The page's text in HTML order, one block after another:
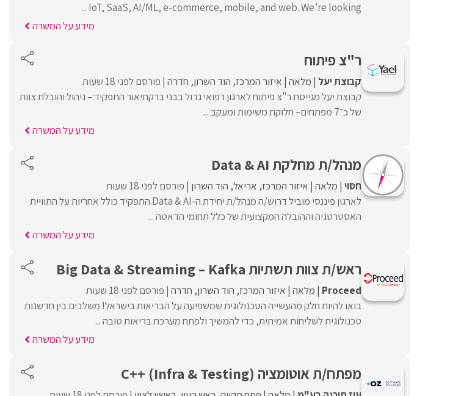
IoT, SaaS, AI/ML, e-commerce, mobile, and web. We’re looking ...
מידע על המשרה
ר"צ פיתוח
קבוצת יעל מלאה איזור המרכז הוד השרון חדרה פורסם לפני 18 שעות
קבוצת יעל מגייסת ר"צ פיתוח לארגון רפואי גדול בבני ברקתיאור התפקיד:– ניהול והובלת צוות
של כ־7 מפתחים– חלוקת משימות ומעקב ...
מידע על המשרה
מנהל/ת מחלקת Data & AI
חסוי מלאה איזור המרכז אריאל הוד השרון פורסם לפני 18 שעות
לארגון פיננסי מוביל דרוש/ה מנהל/ת יחידת ה-Data & AI.התפקיד כולל אחריות על התוויית
האסטרטגיה וההובלה המקצועית של כלל תחומי הדאטה ...
מידע על המשרה
ראש/ת צוות תשתיות Big Data & Streaming – Kafka
Proceed‏ מלאה איזור המרכז הוד השרון חדרה פורסם לפני 18 שעות
בואו להיות חלק מהעשייה הטכנולוגית שמשפיעה על הבריאות בישראל! משלבים בין חדשנות
טכנולוגית לשליחות אמיתית, כדי להמשיך ולפתח מערכת בריאות טובה ...
מידע על המשרה
מפתח/ת אוטומציה C++ (Infra & Testing)